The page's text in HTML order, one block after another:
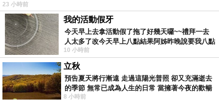
商品特色:
23 小時前
我的活動假牙
今天早上去拿活動假了拖了好幾天囉~~禮拜一去
人太多了改今天早上八點結果阿姊昨晚說要我八點
去西螺農會~回到莿桐都8點半多了
10 小時前
立秋
預告夏天將行漸遠 走過這陽光普照 卻又充滿逝去
的季節 無常已成為人生的日常 當擁著今夜的歡暢
舒心 轉眼驟成昨日 而明晨 太陽
8 小時前